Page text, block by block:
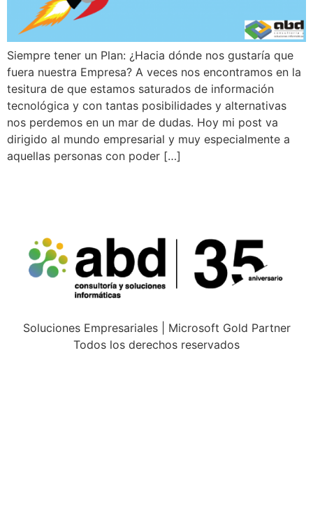
Siempre tener un Plan: ¿Hacia dónde nos gustaría que
fuera nuestra Empresa? A veces nos encontramos en la
tesitura de que estamos saturados de información
tecnológica y con tantas posibilidades y alternativas
nos perdemos en un mar de dudas. Hoy mi post va
dirigido al mundo empresarial y muy especialmente a
aquellas personas con poder […]
Soluciones Empresariales | Microsoft Gold Partner
Todos los derechos reservados